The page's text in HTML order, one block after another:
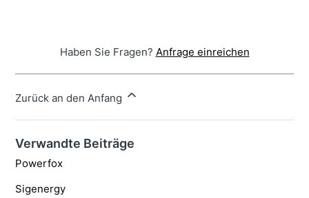
Haben Sie Fragen? Anfrage einreichen
Zurück an den Anfang
Verwandte Beiträge
Powerfox
Sigenergy